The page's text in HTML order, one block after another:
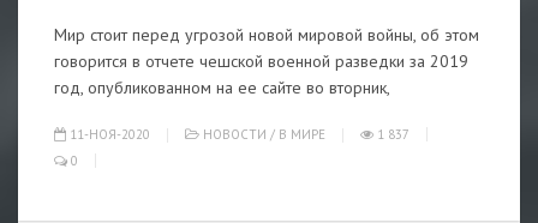
Мир стоит перед угрозой новой мировой войны, об этом
говорится в отчете чешской военной разведки за 2019
год, опубликованном на ее сайте во вторник,
11-НОЯ-2020 НОВОСТИ / В МИРЕ
1 837
0